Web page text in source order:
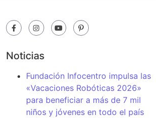
Noticias
Fundación Infocentro impulsa las
«Vacaciones Robóticas 2026»
para beneficiar a más de 7 mil
niños y jóvenes en todo el país